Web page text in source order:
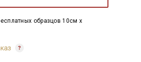
образцов 10см x